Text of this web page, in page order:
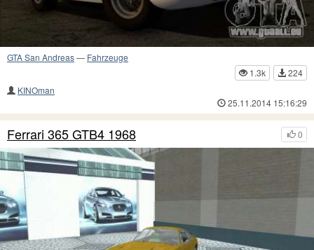
GTA San Andreas— Fahrzeuge
1.3k
224
KINOman
25.11.2014 15:16:29
0
Ferrari 365 GTB4 1968